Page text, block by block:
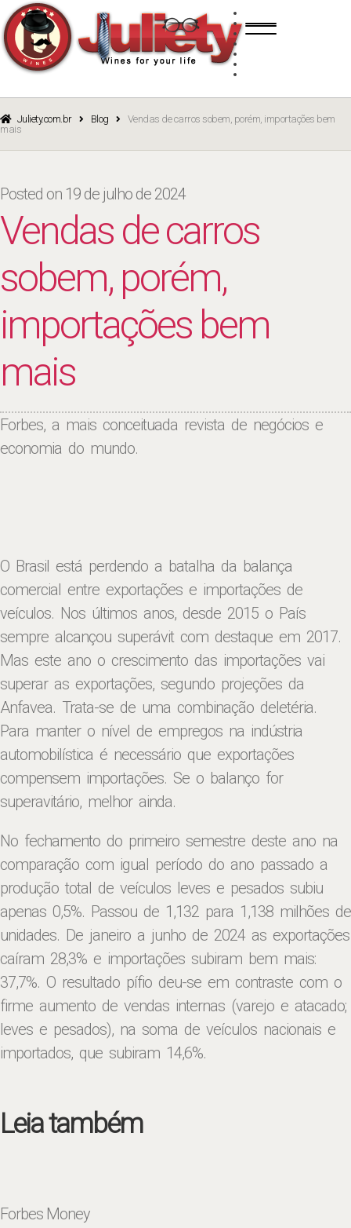
navigation
content
BRANCO
ROSÉ
Juliety.com.br Blog
Vendas de carros sobem, porém, importações bem
mais
Posted on 19 de julho de 2024
Vendas de carros
sobem, porém,
importações bem
mais
Forbes, a mais conceituada revista de negócios e
economia do mundo.
O Brasil está perdendo a batalha da balança
comercial entre exportações e importações de
veículos. Nos últimos anos, desde 2015 o País
sempre alcançou superávit com destaque em 2017.
Mas este ano o crescimento das importações vai
superar as exportações, segundo projeções da
Anfavea. Trata-se de uma combinação deletéria.
Para manter o nível de empregos na indústria
automobilística é necessário que exportações
compensem importações. Se o balanço for
superavitário, melhor ainda.
No fechamento do primeiro semestre deste ano na
comparação com igual período do ano passado a
produção total de veículos leves e pesados subiu
apenas 0,5%. Passou de 1,132 para 1,138 milhões de
unidades. De janeiro a junho de 2024 as exportações
caíram 28,3% e importações subiram bem mais:
37,7%. O resultado pífio deu-se em contraste com o
firme aumento de vendas internas (varejo e atacado;
leves e pesados), na soma de veículos nacionais e
importados, que subiram 14,6%.
Leia também
Forbes Money